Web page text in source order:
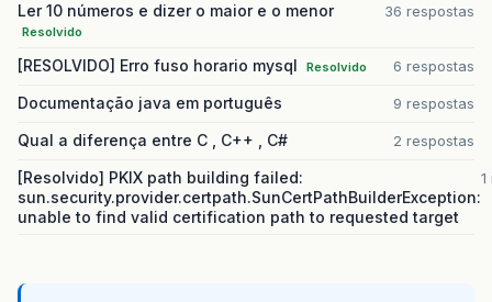
Ler 10 números e dizer o maior e o menor
Resolvido
36 respostas
[RESOLVIDO] Erro fuso horario mysql Resolvido 6 respostas
Documentação java em português 9 respostas
Qual a diferença entre C , C++ , C# 2 respostas
[Resolvido] PKIX path building failed:
sun.security.provider.certpath.SunCertPathBuilderException:
unable to find valid certification path to requested target